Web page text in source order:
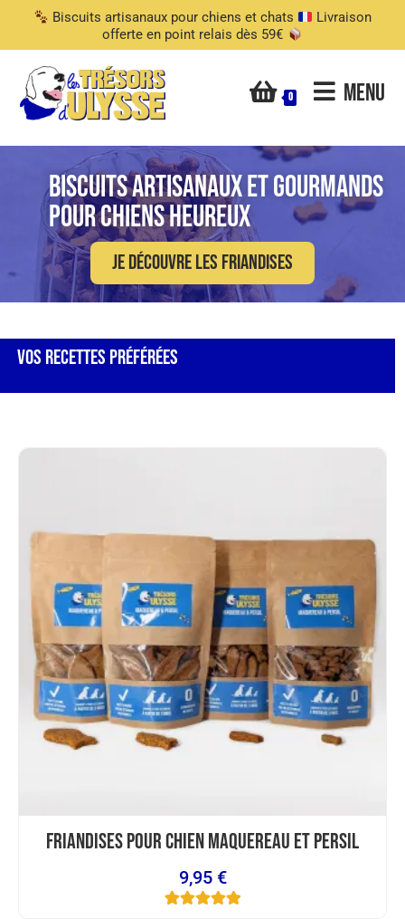
Biscuits artisanaux pour chiens et chats
Livraison
offerte en point relais dès 59€
0 Menu
Biscuits Artisanaux Et Gourmands
Pour Chiens Heureux
Je découvre les friandises
Vos Recettes Préférées
Friandises Pour Chien Maquereau Et Persil
9,95 €